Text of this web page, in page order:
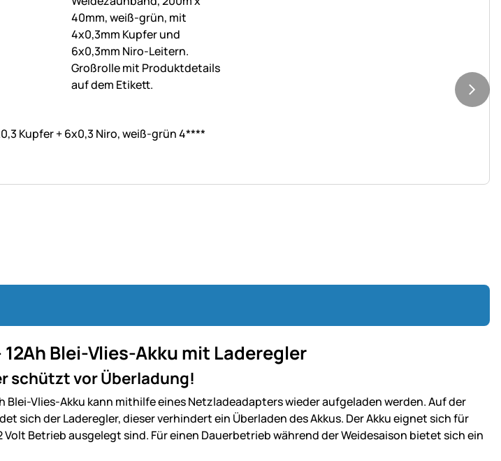
Kupfer + 6x0,3 Niro, weiß-grün 4****
12Ah Blei-Vlies-Akku mit Laderegler
schützt vor Überladung!
Blei-Vlies-Akku kann mithilfeeines Netzladeadapters wieder aufgeladen werden. Auf der
sich der Laderegler, dieser verhindert ein Überladen des Akkus. Der Akku eignet sich für
Volt Betrieb ausgelegt sind. Für einen Dauerbetrieb während der Weidesaison bietet sich ein